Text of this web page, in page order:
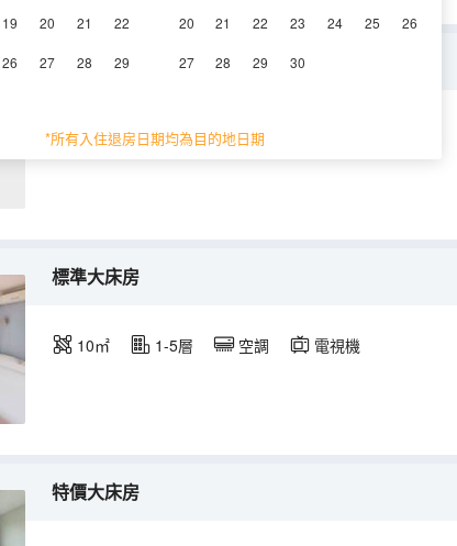
19 20 21 22
26 27 28 29
20 21 22 23 24 25 26
27 28 29 30
*所有入住退房日期均為目的地日期
單人房b
10㎡ 1-5層 空調
標準大床房
10㎡ 1-5層 空調 電視機
特價大床房